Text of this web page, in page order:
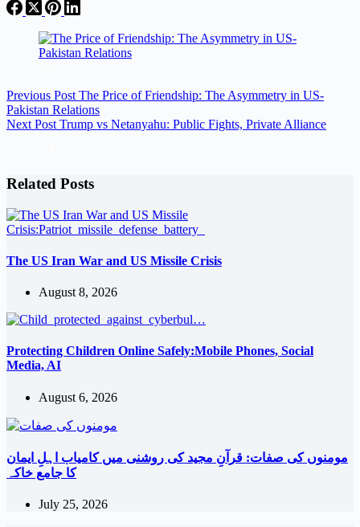
Share
Previous Post The Price of Friendship: The Asymmetry in US-
Pakistan Relations
Next Post Trump vs Netanyahu: Public Fights, Private Alliance
Related Posts
The US Iran War and US Missile Crisis
August 8, 2026
Protecting Children Online Safely:Mobile Phones, Social
Media, AI
August 6, 2026
مومنوں کی صفات: قرآنِ مجید کی روشنی میں کامیاب اہلِ ایمان
کا جامع خاکہ
July 25, 2026